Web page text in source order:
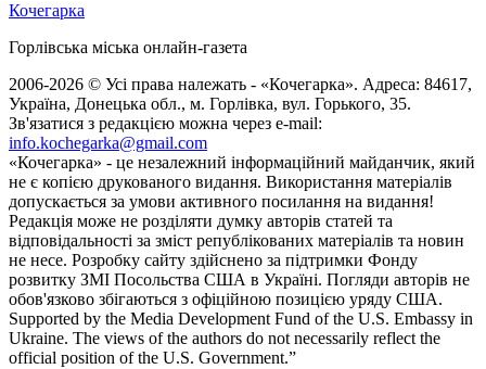
Кочегарка
Горлівська міська онлайн-газета
2006-2026 © Усі права належать - «Кочегарка». Адреса: 84617,
Україна, Донецька обл., м. Горлівка, вул. Горького, 35.
Зв'язатися з редакцією можна через e-mail:
info.kochegarka@gmail.com
«Кочегарка» - це незалежний інформаційний майданчик, який
не є копією друкованого видання. Використання матеріалів
допускається за умови активного посилання на видання!
Редакція може не розділяти думку авторів статей та
відповідальності за зміст републікованих матеріалів та новин
не несе. Розробку сайту здійснено за підтримки Фонду
розвитку ЗМІ Посольства США в Україні. Погляди авторів не
обов'язково збігаються з офіційною позицією уряду США.
Supported by the Media Development Fund of the U.S. Embassy in
Ukraine. The views of the authors do not necessarily reflect the
official position of the U.S. Government.”